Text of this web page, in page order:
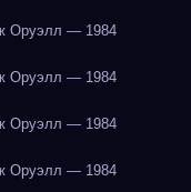
Оруэлл — 1984
Оруэлл — 1984
Оруэлл — 1984
Оруэлл — 1984